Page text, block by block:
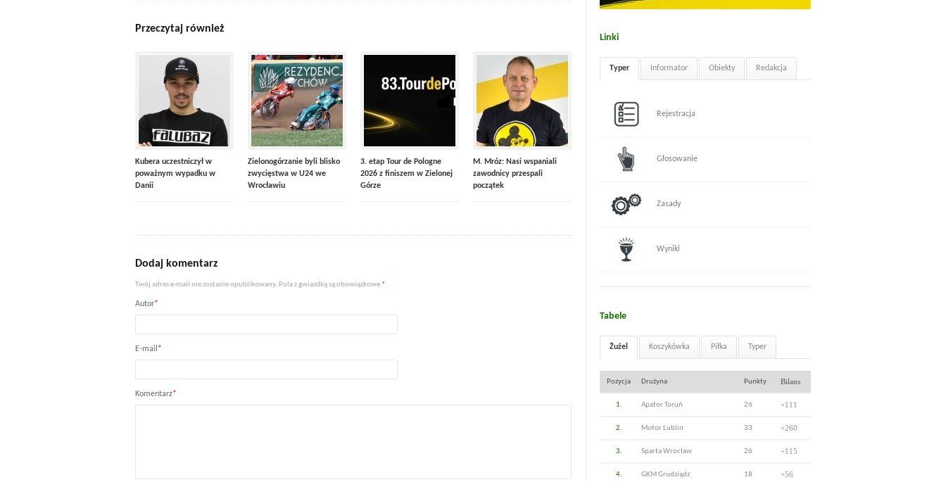
Przeczytaj również
Kubera uczestniczył w
poważnym wypadku w
Danii
Zielonogórzanie byli blisko
zwycięstwa w U24 we
Wrocławiu
3. etap Tour de Pologne
2026 z finiszem w Zielonej
Górze
M. Mróz: Nasi wspaniali
zawodnicy przespali
początek
Dodaj komentarz
Twój adres e-mail nie zostanie opublikowany. Pola z gwiazdką są obowiązkowe *
Autor*
E-mail *
Komentarz*
Linki
Typer Informator Obiekty Redakcja
Rejestracja
Głosowanie
Zasady
Wyniki
Tabele
Żużel Koszykówka Piłka Typer
Pozycja Drużyna Punkty Bilans
1. Apator Toruń 26 +111
2. Motor Lublin 33 +260
3. Sparta Wrocław 26 +115
4. GKM Grudziądz 18 +56